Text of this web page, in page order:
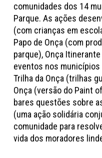
comunidades dos 14
Parque. As ações
(com crianças em
Papo de Onça (com
parque), Onça
eventos nos municípios
Trilha da Onça (trilhas
Onça (versão do Paint
bares questões sobre
(uma ação solidária
comunidade para
vida dos moradores